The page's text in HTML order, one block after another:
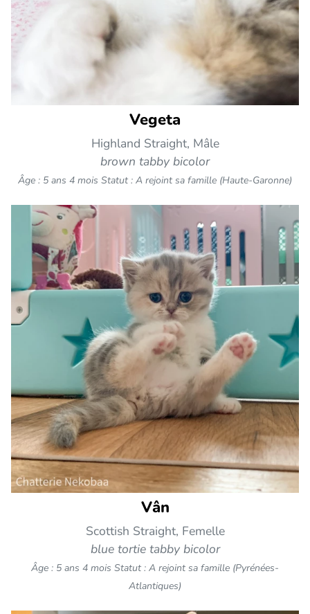
Vegeta
Highland Straight, Mâle
brown tabby bicolor
Âge : 5 ans 4 mois Statut : A rejoint sa famille (Haute-Garonne)
Vân
Scottish Straight, Femelle
blue tortie tabby bicolor
Âge : 5 ans 4 mois Statut : A rejoint sa famille (Pyrénées-
Atlantiques)